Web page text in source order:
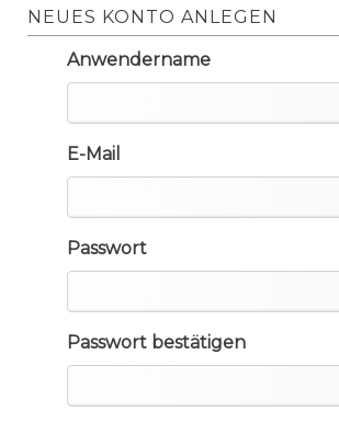
NEUES KONTO ANLEGEN
Anwendername
E-Mail
Passwort
Passwort bestätigen